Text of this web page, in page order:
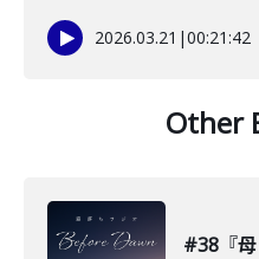
2026.03.21 |00:21:42
Other
#38『